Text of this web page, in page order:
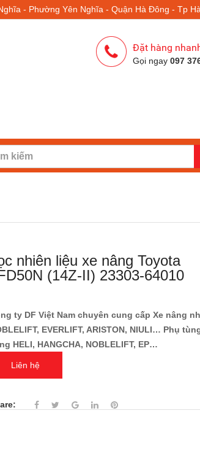
- Phường Yên Nghĩa - Quận Hà Đông - Tp
Đặt hàng
Gọi ngay 097
nhiên liệu xe nâng Toyota
(14Z-II) 23303-64010
ty DF Việt Nam chuyên cung cấp Xe nâng
EVERLIFT, ARISTON, NIULI… Phụ
HELI, HANGCHA, NOBLELIFT, EP…
Liên hệ